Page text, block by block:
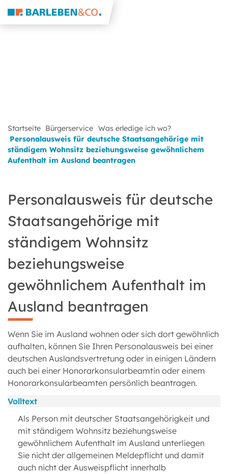
Startseite Bürgerservice Was erledige ich wo?
Personalausweis für deutsche Staatsangehörige mit
ständigem Wohnsitz beziehungsweise gewöhnlichem
Aufenthalt im Ausland beantragen
Personalausweis für deutsche
Staatsangehörige mit
ständigem Wohnsitz
beziehungsweise
gewöhnlichem Aufenthalt im
Ausland beantragen
Wenn Sie im Ausland wohnen oder sich dort gewöhnlich
aufhalten, können Sie Ihren Personalausweis bei einer
deutschen Auslandsvertretung oder in einigen Ländern
auch bei einer Honorarkonsularbeamtin oder einem
Honorarkonsularbeamten persönlich beantragen.
Volltext
Als Person mit deutscher Staatsangehörigkeit und
mit ständigem Wohnsitz beziehungsweise
gewöhnlichem Aufenthalt im Ausland unterliegen
Sie nicht der allgemeinen Meldepflicht und damit
auch nicht der Ausweispflicht innerhalb